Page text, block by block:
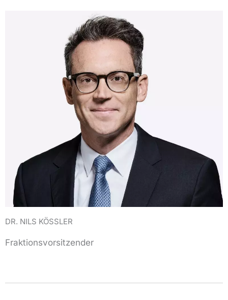
DR. NILS KÖSSLER
Fraktionsvorsitzender